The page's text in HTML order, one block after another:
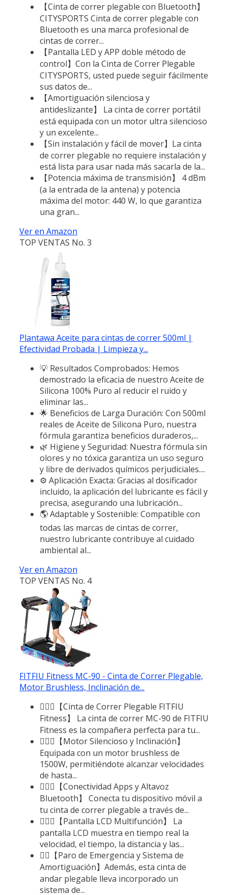
【Cinta de correr plegable con Bluetooth】
CITYSPORTS Cinta de correr plegable con
Bluetooth es una marca profesional de
cintas de correr...
【Pantalla LED y APP doble método de
control】Con la Cinta de Correr Plegable
CITYSPORTS, usted puede seguir fácilmente
sus datos de...
【Amortiguación silenciosa y
antideslizante】 La cinta de correr portátil
está equipada con un motor ultra silencioso
y un excelente...
【Sin instalación y fácil de mover】La cinta
de correr plegable no requiere instalación y
está lista para usar nada más sacarla de la...
【Potencia máxima de transmisión】 4 dBm
(a la entrada de la antena) y potencia
máxima del motor: 440 W, lo que garantiza
una gran...
Ver en Amazon
TOP VENTAS No. 3
Plantawa Aceite para cintas de correr 500ml |
Efectividad Probada | Limpieza y...
💡 Resultados Comprobados: Hemos
demostrado la eficacia de nuestro Aceite de
Silicona 100% Puro al reducir el ruido y
eliminar las...
🌟 Beneficios de Larga Duración: Con 500ml
reales de Aceite de Silicona Puro, nuestra
fórmula garantiza beneficios duraderos,...
🌿 Higiene y Seguridad: Nuestra fórmula sin
olores y no tóxica garantiza un uso seguro
y libre de derivados químicos perjudiciales....
⚙️ Aplicación Exacta: Gracias al dosificador
incluido, la aplicación del lubricante es fácil y
precisa, asegurando una lubricación...
🌎 Adaptable y Sostenible: Compatible con
todas las marcas de cintas de correr,
nuestro lubricante contribuye al cuidado
ambiental al...
Ver en Amazon
TOP VENTAS No. 4
FITFIU Fitness MC-90 - Cinta de Correr Plegable,
Motor Brushless, Inclinación de...
🏃🏻‍♂️【Cinta de Correr Plegable FITFIU
Fitness】 La cinta de correr MC-90 de FITFIU
Fitness es la compañera perfecta para tu...
🏃🏻‍♂️【Motor Silencioso y Inclinación】
Equipada con un motor brushless de
1500W, permitiéndote alcanzar velocidades
de hasta...
🏃🏻‍♂️【Conectividad Apps y Altavoz
Bluetooth】 Conecta tu dispositivo móvil a
tu cinta de correr plegable a través de...
🏃🏻‍♂️【Pantalla LCD Multifunción】 La
pantalla LCD muestra en tiempo real la
velocidad, el tiempo, la distancia y las...
🏃‍♂️【Paro de Emergencia y Sistema de
Amortiguación】Además, esta cinta de
andar plegable lleva incorporado un
sistema de...